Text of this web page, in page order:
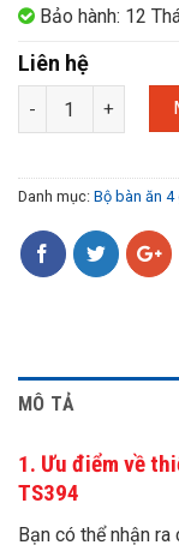
Bảo hành: 12
Liên hệ
Danh mục: Bộ bàn ăn 4
MÔ TẢ
1. Ưu điểm về
TS394
Bạn có thể nhận